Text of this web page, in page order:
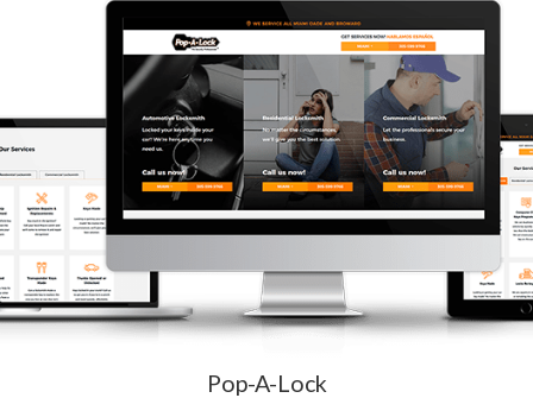
Pop-A-Lock